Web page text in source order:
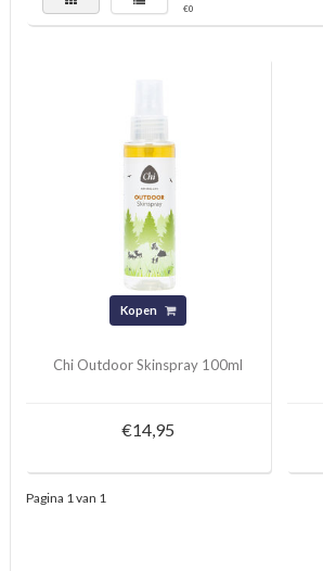
€0
Kopen
Chi Outdoor Skinspray 100ml
€14,95
Pagina 1 van 1